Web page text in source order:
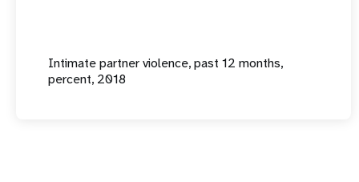
Intimate partner violence, past 12 months,
percent, 2018